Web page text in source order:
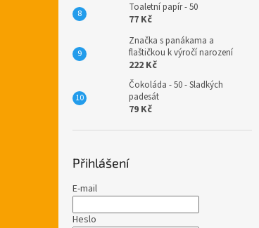
Toaletní papír - 50
77 Kč
Značka s panákama a
flaštičkou k výročí narození
222 Kč
Čokoláda - 50 - Sladkých
padesát
79 Kč
Přihlášení
E-mail
Heslo